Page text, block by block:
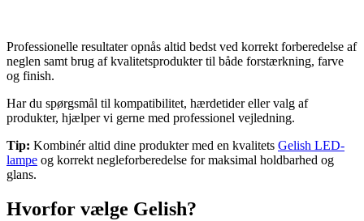
Professionelle resultater opnås altid bedst ved korrekt forberedelse af
neglen samt brug af kvalitetsprodukter til både forstærkning, farve
og finish.
Har du spørgsmål til kompatibilitet, hærdetider eller valg af
produkter, hjælper vi gerne med professionel vejledning.
Tip: Kombinér altid dine produkter med en kvalitets Gelish LED-
lampe og korrekt negleforberedelse for maksimal holdbarhed og
glans.
Hvorfor vælge Gelish?